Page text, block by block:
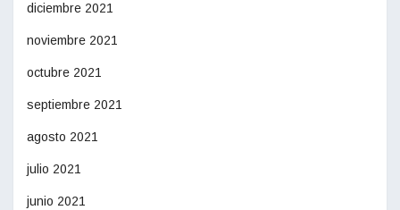
diciembre 2021
noviembre 2021
octubre 2021
septiembre 2021
agosto 2021
julio 2021
junio 2021